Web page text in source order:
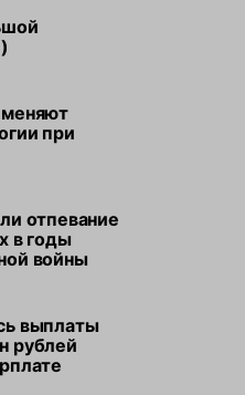
при
отпевание
в годы
войны
выплаты
рублей